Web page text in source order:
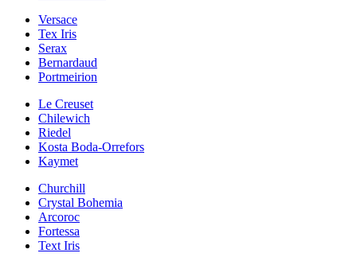
Versace
Tex Iris
Serax
Bernardaud
Portmeirion
Le Creuset
Chilewich
Riedel
Kosta Boda-Orrefors
Kaymet
Churchill
Crystal Bohemia
Arcoroc
Fortessa
Text Iris